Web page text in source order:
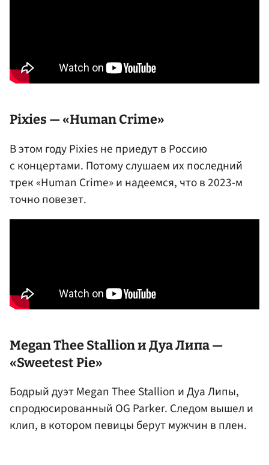
Pixies — «Human Crime»
В этом году Pixies не приедут в Россию
с концертами. Потому слушаем их последний
трек «Human Crime» и надеемся, что в 2023-м
точно повезет.
Megan Thee Stallion и Дуа Липа —
«Sweetest Pie»
Бодрый дуэт Megan Thee Stallion и Дуа Липы,
спродюсированный OG Parker. Следом вышел и
клип, в котором певицы берут мужчин в плен.